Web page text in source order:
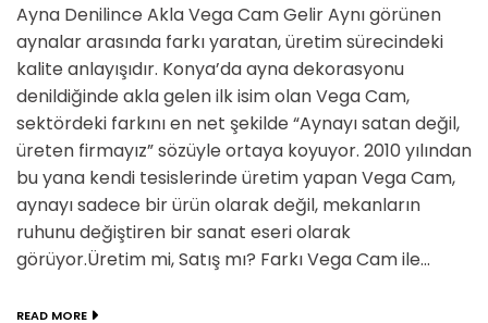
Ayna Denilince Akla Vega Cam Gelir Aynı görünen
aynalar arasında farkı yaratan, üretim sürecindeki
kalite anlayışıdır. Konya’da ayna dekorasyonu
denildiğinde akla gelen ilk isim olan Vega Cam,
sektördeki farkını en net şekilde “Aynayı satan değil,
üreten firmayız” sözüyle ortaya koyuyor. 2010 yılından
bu yana kendi tesislerinde üretim yapan Vega Cam,
aynayı sadece bir ürün olarak değil, mekanların
ruhunu değiştiren bir sanat eseri olarak
görüyor.Üretim mi, Satış mı? Farkı Vega Cam ile...
READ MORE